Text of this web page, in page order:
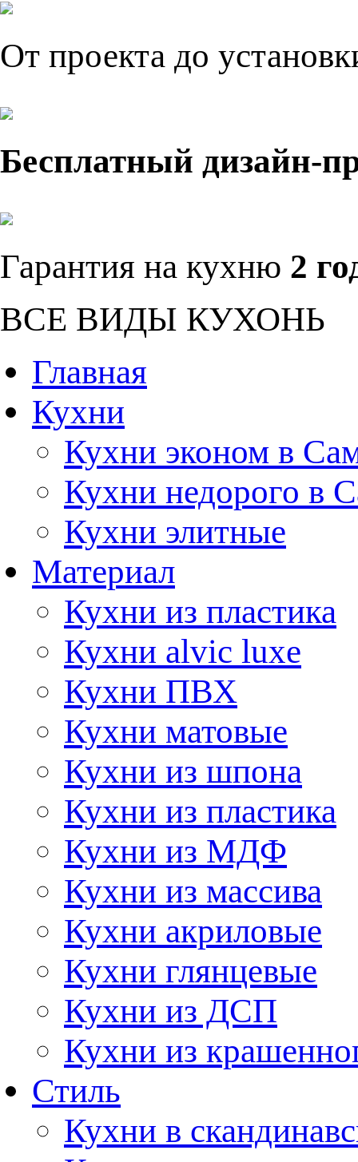
От проекта до
Бесплатный дизайн-
Гарантия на кухню 2
ВСЕ ВИДЫ КУХОНЬ
Главная
Кухни
Кухни эконом в
Кухни недорого в
Кухни элитные
Материал
Кухни из пластика
Кухни alvic luxe
Кухни ПВХ
Кухни матовые
Кухни из шпона
Кухни из пластика
Кухни из МДФ
Кухни из массива
Кухни акриловые
Кухни глянцевые
Кухни из ДСП
Кухни из
Стиль
Кухни в